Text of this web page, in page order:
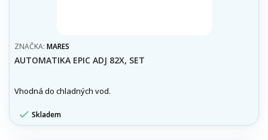
ZNAČKA: MARES
AUTOMATIKA EPIC ADJ 82X, SET
Vhodná do chladných vod.
 Skladem